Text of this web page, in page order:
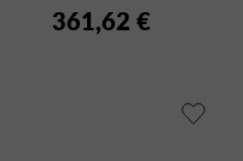
361,62 €